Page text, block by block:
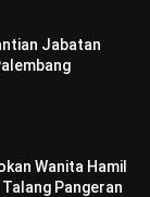
Jabatan
Wanita Hamil
Talang Pangeran